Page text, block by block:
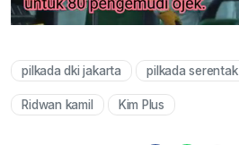
pilkada dki jakarta pilkada serentak
Ridwan kamil Kim Plus